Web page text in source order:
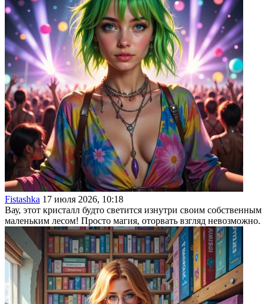
Fistashka 17 июля 2026, 10:18
Вау, этот кристалл будто светится изнутри своим собственным
маленьким лесом! Просто магия, оторвать взгляд невозможно.